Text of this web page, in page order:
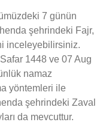
7 günün
şehrindeki Fajr,
inceleyebilirsiniz.
1448 ve 07 Aug
namaz
yöntemleri ile
şehrindeki Zaval
da mevcuttur.